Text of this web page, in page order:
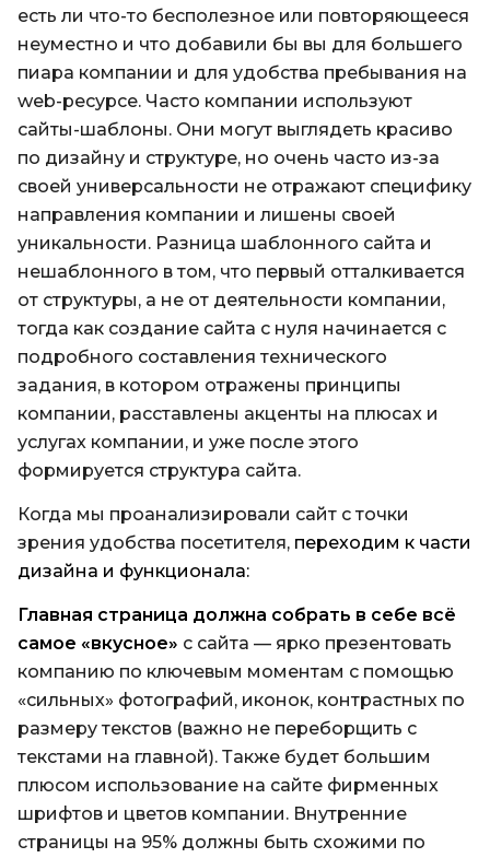
есть ли что-то бесполезное или повторяющееся
неуместно и что добавили бы вы для большего
пиара компании и для удобства пребывания на
web-ресурсе. Часто компании используют
сайты-шаблоны. Они могут выглядеть красиво
по дизайну и структуре, но очень часто из-за
своей универсальности не отражают специфику
направления компании и лишены своей
уникальности. Разница шаблонного сайта и
нешаблонного в том, что первый отталкивается
от структуры, а не от деятельности компании,
тогда как создание сайта с нуля начинается с
подробного составления технического
задания, в котором отражены принципы
компании, расставлены акценты на плюсах и
услугах компании, и уже после этого
формируется структура сайта.
Когда мы проанализировали сайт с точки
зрения удобства посетителя, переходим к части
дизайна и функционала:
Главная страница должна собрать в себе всё
самое «вкусное» с сайта — ярко презентовать
компанию по ключевым моментам с помощью
«сильных» фотографий, иконок, контрастных по
размеру текстов (важно не переборщить с
текстами на главной). Также будет большим
плюсом использование на сайте фирменных
шрифтов и цветов компании. Внутренние
страницы на 95% должны быть схожими по